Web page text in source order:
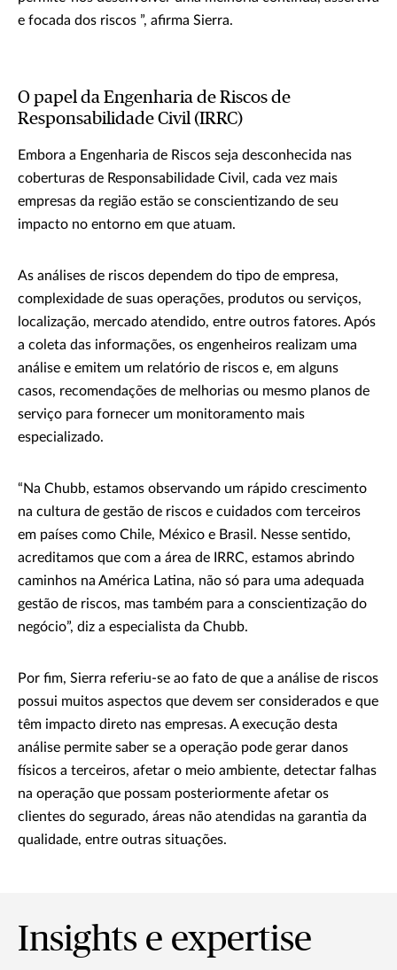
e focada dos riscos ”, afirma Sierra.
O papel da Engenharia de Riscos de
Responsabilidade Civil (IRRC)
Embora a Engenharia de Riscos seja desconhecida nas
coberturas de Responsabilidade Civil, cada vez mais
empresas da região estão se conscientizando de seu
impacto no entorno em que atuam.
As análises de riscos dependem do tipo de empresa,
complexidade de suas operações, produtos ou serviços,
localização, mercado atendido, entre outros fatores. Após
a coleta das informações, os engenheiros realizam uma
análise e emitem um relatório de riscos e, em alguns
casos, recomendações de melhorias ou mesmo planos de
serviço para fornecer um monitoramento mais
especializado.
“Na Chubb, estamos observando um rápido crescimento
na cultura de gestão de riscos e cuidados com terceiros
em países como Chile, México e Brasil. Nesse sentido,
acreditamos que com a área de IRRC, estamos abrindo
caminhos na América Latina, não só para uma adequada
gestão de riscos, mas também para a conscientização do
negócio”, diz a especialista da Chubb.
Por fim, Sierra referiu-se ao fato de que a análise de riscos
possui muitos aspectos que devem ser considerados e que
têm impacto direto nas empresas. A execução desta
análise permite saber se a operação pode gerar danos
físicos a terceiros, afetar o meio ambiente, detectar falhas
na operação que possam posteriormente afetar os
clientes do segurado, áreas não atendidas na garantia da
qualidade, entre outras situações.
Insights e expertise